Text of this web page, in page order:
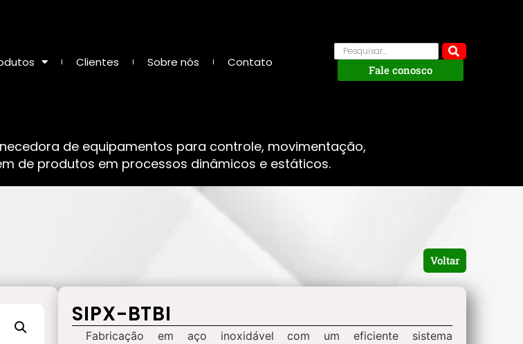
Clientes Sobre nós Contato
Fale conosco
de equipamentos para controle, movimentação,
de produtos em processos dinâmicos e estáticos.
Voltar
SIPX-BTBI
Fabricação em aço inoxidável com um eficiente sistema